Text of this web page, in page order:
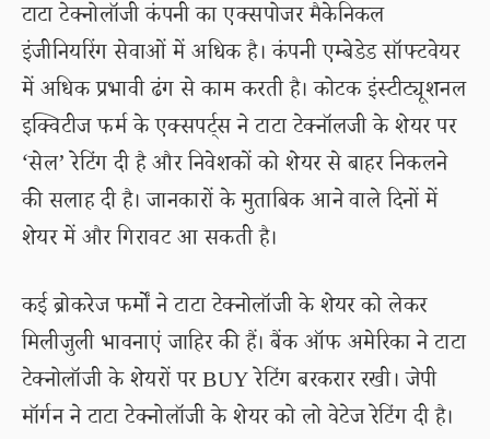
टाटा टेक्नोलॉजी कंपनी का एक्सपोजर मैकेनिकल
इंजीनियरिंग सेवाओं में अधिक है। कंपनी एम्बेडेड सॉफ्टवेयर
में अधिक प्रभावी ढंग से काम करती है। कोटक इंस्टीट्यूशनल
इक्विटीज फर्म के एक्सपर्ट्स ने टाटा टेक्नॉलजी के शेयर पर
‘सेल’ रेटिंग दी है और निवेशकों को शेयर से बाहर निकलने
की सलाह दी है। जानकारों के मुताबिक आने वाले दिनों में
शेयर में और गिरावट आ सकती है।
कई ब्रोकरेज फर्मों ने टाटा टेक्नोलॉजी के शेयर को लेकर
मिलीजुली भावनाएं जाहिर की हैं। बैंक ऑफ अमेरिका ने टाटा
टेक्नोलॉजी के शेयरों पर BUY रेटिंग बरकरार रखी। जेपी
मॉर्गन ने टाटा टेक्नोलॉजी के शेयर को लो वेटेज रेटिंग दी है।